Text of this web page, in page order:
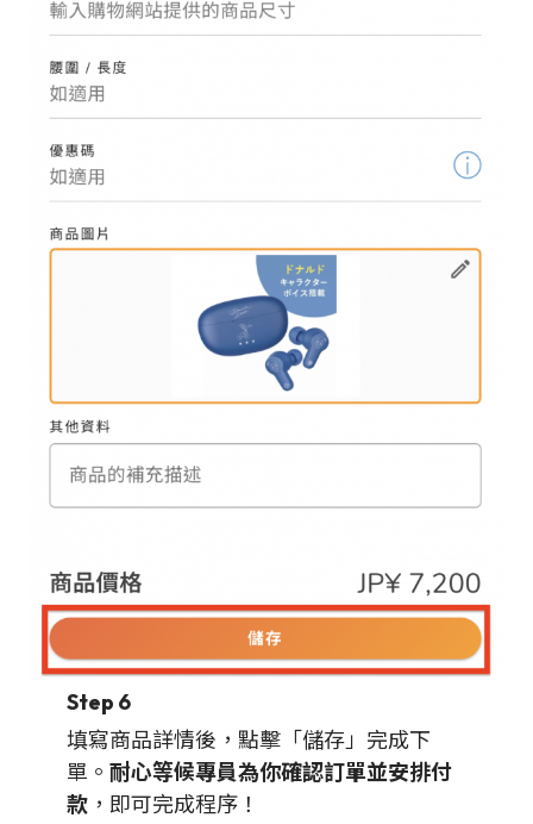
Step 6
填寫商品詳情後，點擊「儲存」完成下
單。 耐心等候專員為你確認訂單並安排付
款 ，即可完成程序！